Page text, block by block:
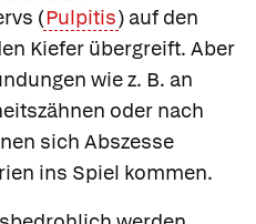
(Pulpitis) auf den
Kiefer übergreift. Aber
wie z. B. an
oder nach
sich Abszesse
ins Spiel kommen.